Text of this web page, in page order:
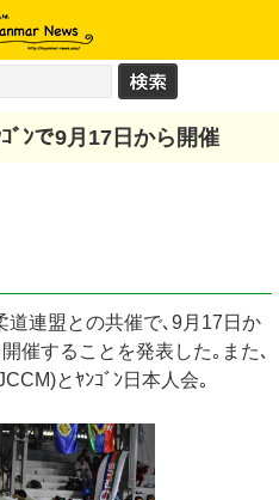
ﾞﾝで9月17日から開催
道連盟との共催で､9月17日か
催することを発表した｡また､
とﾔﾝｺﾞﾝ日本人会｡